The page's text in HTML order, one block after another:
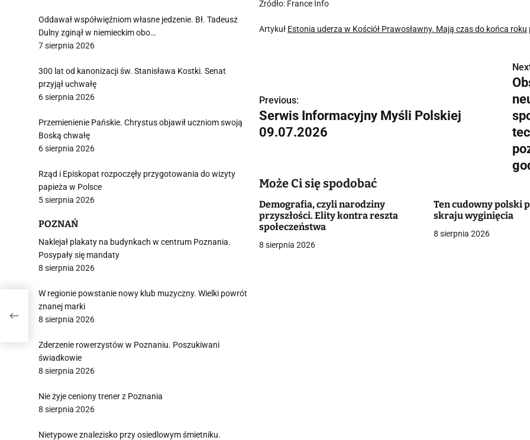
Źródło: France Info
Artykuł Estonia uderza w Kościół Prawosławny. Mają czas do końca roku
a
w
i
a
c
j
a
Previous:
Serwis Informacyjny Myśli Polskiej
09.07.2026
Może Ci się spodobać
Demografia, czyli narodziny
przyszłości. Elity kontra reszta
społeczeństwa
8 sierpnia 2026
Ten cudowny polski
skraju wyginięcia
8 sierpnia 2026
Oddawał współwięźniom własne jedzenie. Bł. Tadeusz
Dulny zginął w niemieckim obo…
7 sierpnia 2026
300 lat od kanonizacji św. Stanisława Kostki. Senat
przyjął uchwałę
6 sierpnia 2026
Przemienienie Pańskie. Chrystus objawił uczniom swoją
Boską chwałę
6 sierpnia 2026
Rząd i Episkopat rozpoczęły przygotowania do wizyty
papieża w Polsce
5 sierpnia 2026
POZNAŃ
Naklejał plakaty na budynkach w centrum Poznania.
Posypały się mandaty
8 sierpnia 2026
W regionie powstanie nowy klub muzyczny. Wielki powrót
znanej marki
8 sierpnia 2026
Zderzenie rowerzystów w Poznaniu. Poszukiwani
świadkowie
8 sierpnia 2026
Nie żyje ceniony trener z Poznania
8 sierpnia 2026
Nietypowe znalezisko przy osiedlowym śmietniku.